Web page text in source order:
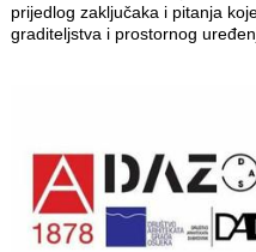
prijedlog zaključaka i pitanja
graditeljstva i prostornog